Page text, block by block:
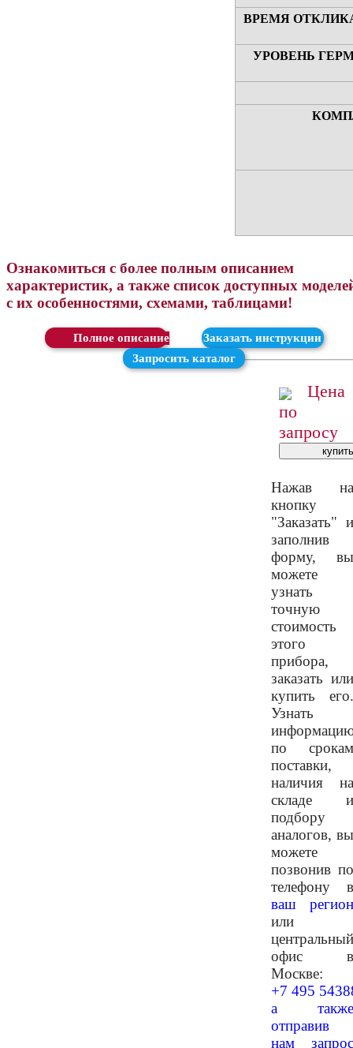
ВРЕМЯ
УРОВЕНЬ
Ознакомиться с более полным описанием
характеристик, а также список доступных
с их особенностями, схемами, таблицами!
Скачать
Заказать инструкции
Запросить каталог
Цена
по
запросу
Нажав на
кнопку
"Заказать" и
заполнив
форму, вы
можете
узнать
точную
стоимость
этого
прибора,
заказать или
купить его.
Узнать
по срокам
поставки,
наличия на
складе и
подбору
аналогов, вы
можете
позвонив по
телефону в
ваш регион
или
центральный
офис в
Москве:
+7 495
а также
отправив
нам запрос